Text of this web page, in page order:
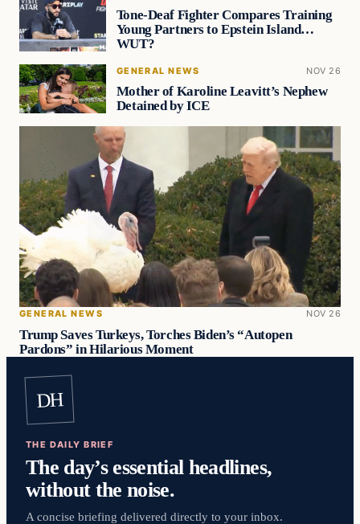
Tone-Deaf Fighter Compares Training
Young Partners to Epstein Island…
WUT?
GENERAL NEWS NOV 26
Mother of Karoline Leavitt’s Nephew
Detained by ICE
GENERAL NEWS NOV 26
Trump Saves Turkeys, Torches Biden’s “Autopen
Pardons” in Hilarious Moment
DH
THE DAILY BRIEF
The day’s essential headlines,
without the noise.
A concise briefing delivered directly to your inbox.